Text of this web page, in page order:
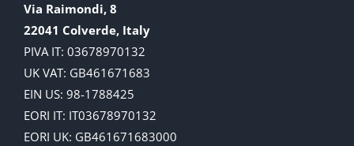
Via Raimondi, 8
22041 Colverde, Italy
PIVA IT: 03678970132
UK VAT: GB461671683
EIN US: 98-1788425
EORI IT: IT03678970132
EORI UK: GB461671683000